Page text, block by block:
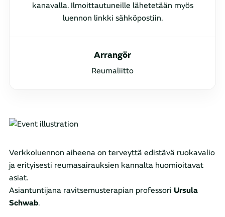
kanavalla. Ilmoittautuneille lähetetään myös
luennon linkki sähköpostiin.
Arrangör
Reumaliitto
Verkkoluennon aiheena on terveyttä edistävä ruokavalio
ja erityisesti reumasairauksien kannalta huomioitavat
asiat.
Asiantuntijana ravitsemusterapian professori Ursula
Schwab.